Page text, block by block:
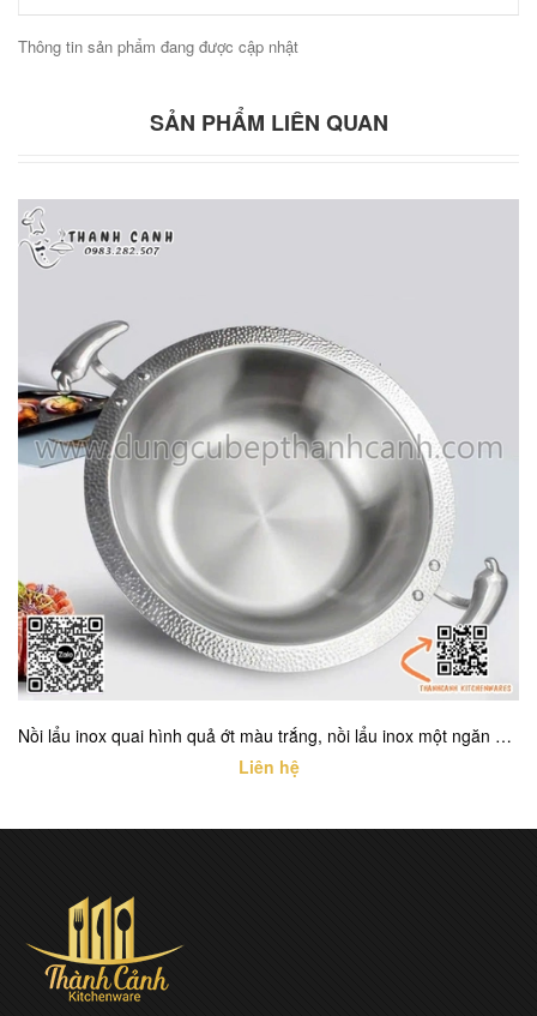
Thông tin sản phẩm đang được cập nhật
SẢN PHẨM LIÊN QUAN
Nồi lẩu inox quai hình quả ớt màu trắng, nồi lẩu inox một ngăn cao cấp với nhiều kích thước khác nhau
Liên hệ